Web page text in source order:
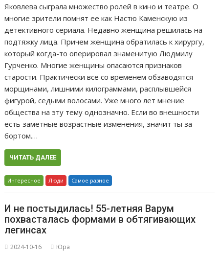
Яковлева сыграла множество ролей в кино и театре. О
многие зрители помнят ее как Настю Каменскую из
детективного сериала. Недавно женщина решилась на
подтяжку лица. Причем женщина обратилась к хирургу,
который когда-то оперировал знаменитую Людмилу
Гурченко. Многие женщины опасаются признаков
старости. Практически все со временем обзаводятся
морщинами, лишними килограммами, расплывшейся
фигурой, седыми волосами. Уже много лет мнение
общества на эту тему однозначно. Если во внешности
есть заметные возрастные изменения, значит ты за
бортом.…
ЧИТАТЬ ДАЛЕЕ
Интересное Люди Самое разное
И не постыдилась! 55-летняя Варум
похвасталась формами в обтягивающих
легинсах
2024-10-16 Юра